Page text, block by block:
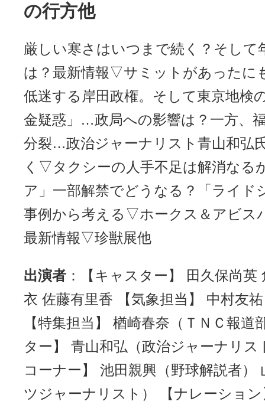
の行方他
厳しい寒さはいつまで続く？そして
は？最新情報▽サミットがあったに
低迷する岸田政権。そして東京地検
金疑惑」…政局への影響は？一方、
分裂…政治ジャーナリスト青山和弘
く▽タクシーの人手不足は解消なる
ア」一部解禁でどうなる？「ライド
事例から考える▽ホークス＆アビス
最新情報▽珍獣展他
出演者 ：【キャスター】 田久保尚英
衣 佐藤有里香 【気象担当】 中村友
【特集担当】 楢崎春奈（ＴＮＣ報道
ター】 青山和弘（政治ジャーナリス
コーナー】 池田親興（野球解説者）
ツジャーナリスト） 【ナレーショ